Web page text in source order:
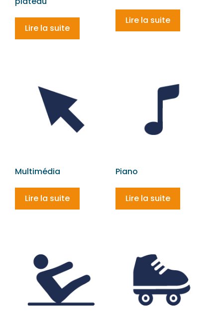
Lire la suite
Lire la suite
Multimédia
Lire la suite
Piano
Lire la suite